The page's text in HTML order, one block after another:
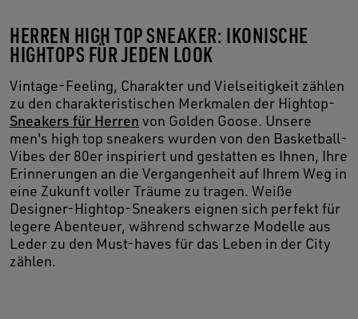
HERREN HIGH TOP SNEAKER: IKONISCHE
HIGHTOPS FÜR JEDEN LOOK
Vintage-Feeling, Charakter und Vielseitigkeit zählen
zu den charakteristischen Merkmalen der Hightop-
Sneakers für Herren von Golden Goose. Unsere
men's high top sneakers wurden von den Basketball-
Vibes der 80er inspiriert und gestatten es Ihnen, Ihre
Erinnerungen an die Vergangenheit auf Ihrem Weg in
eine Zukunft voller Träume zu tragen. Weiße
Designer-Hightop-Sneakers eignen sich perfekt für
legere Abenteuer, während schwarze Modelle aus
Leder zu den Must-haves für das Leben in der City
zählen.